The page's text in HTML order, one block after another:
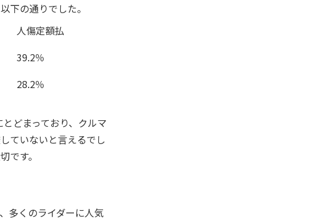
下の通りでした。
人傷定額払
39.2％
28.2％
どまっており、クルマ
ていないと言えるでし
です。
多くのライダーに人気